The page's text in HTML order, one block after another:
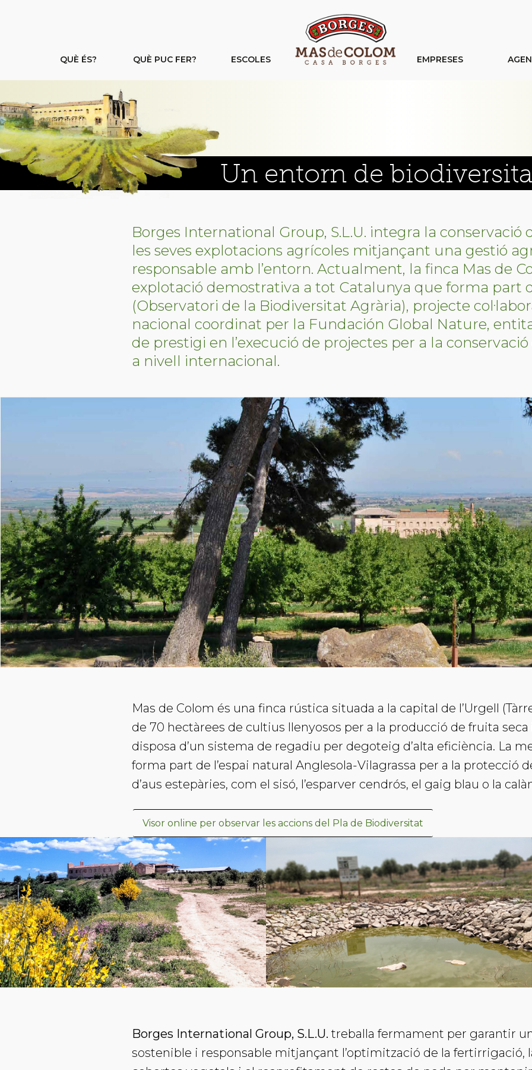
QUÈ ÉS? QUÈ PUC FER? ESCOLES EMPRESES
Un entorn de
Borges International Group, S.L.U. integra la conservació
les seves explotacions agrícoles mitjançant una gestió
responsable amb l’entorn. Actualment, la finca Mas de
explotació demostrativa a tot Catalunya que forma part
(Observatori de la Biodiversitat Agrària), projecte
nacional coordinat per la Fundación Global Nature,
de prestigi en l’execució de projectes per a la
a nivell internacional.
Mas de Colom és una finca rústica situada a la capital de l’Urgell
de 70 hectàrees de cultius llenyosos per a la producció de fruita seca
disposa d’un sistema de regadiu per degoteig d’alta eficiència. La
forma part de l’espai natural Anglesola-Vilagrassa per a la protecció
d’aus estepàries, com el sisó, l’esparver cendrós, el gaig blau o la
Visor online per observar les accions del Pla de Biodiversitat
Borges International Group, S.L.U. treballa fermament per garantir
sostenible i responsable mitjançant l’optimització de la fertirrigació,